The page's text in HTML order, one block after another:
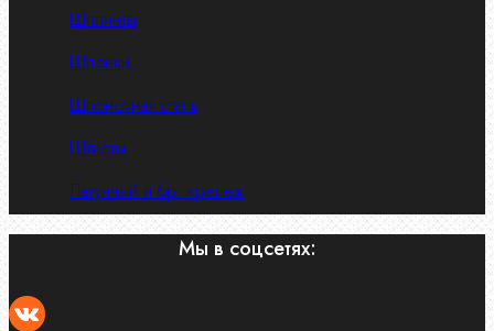
Шплинты
Шпонки
Шпоночная сталь
Штифты
Латунный и бр. крепеж
Мы в соцсетях: